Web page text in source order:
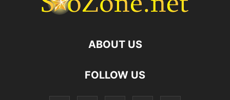
ABOUT US
FOLLOW US